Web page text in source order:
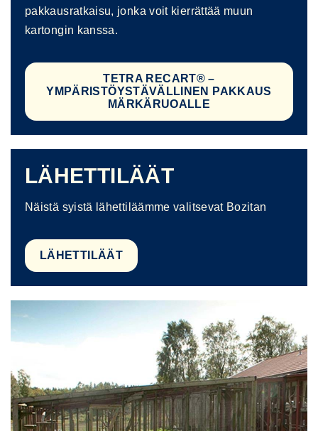
pakkausratkaisu, jonka voit kierrättää muun
kartongin kanssa.
TETRA RECART® –
YMPÄRISTÖYSTÄVÄLLINEN PAKKAUS
MÄRKÄRUOALLE
LÄHETTILÄÄT
Näistä syistä lähettiläämme valitsevat Bozitan
LÄHETTILÄÄT